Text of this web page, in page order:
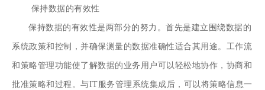
保持数据的有效性
保持数据的有效性是两部分的努力。首先是建立围绕数据的
系统政策和控制，并确保测量的数据准确性适合其用途。工作流
和策略管理功能使了解数据的业务用户可以轻松地协作，协商和
批准策略和过程。与IT服务管理系统集成后，可以将策略信息一